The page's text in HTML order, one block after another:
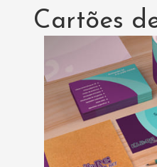
Cartões